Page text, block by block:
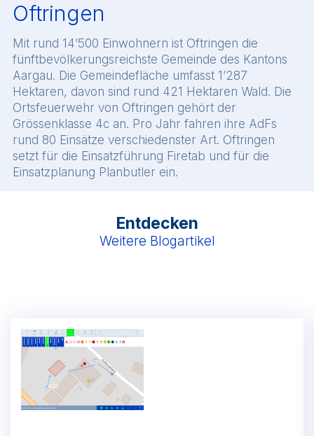
Oftringen
Mit rund 14’500 Einwohnern ist Oftringen die
fünftbevölkerungsreichste Gemeinde des Kantons
Aargau. Die Gemeindefläche umfasst 1’287
Hektaren, davon sind rund 421 Hektaren Wald. Die
Ortsfeuerwehr von Oftringen gehört der
Grössenklasse 4c an. Pro Jahr fahren ihre AdFs
rund 80 Einsätze verschiedenster Art. Oftringen
setzt für die Einsatzführung Firetab und für die
Einsatzplanung Planbutler ein.
Entdecken
Weitere Blogartikel